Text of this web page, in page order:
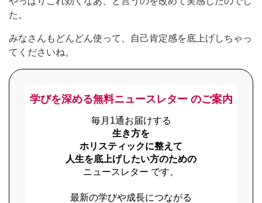
た。
みなさんもどんどん使って、自己肯定感を底上げしちゃっ
てくださいね。
学びを深める無料ニュースレター のご案内
毎月1通お届けする
生き方を
ホリスティックに整えて
人生を底上げしたい方のための
ニュースレター です。
最新の学びや成長につながる